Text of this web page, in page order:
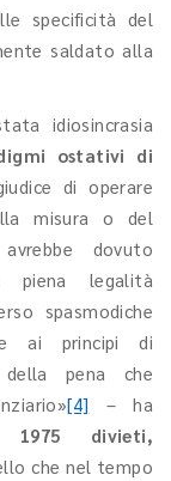
specificità del
saldato alla
idiosincrasia
ostativi di
di operare
misura o del
dovuto
legalità
spasmodiche
ai principi di
della pena che
[4] – ha
1975 divieti,
che nel tempo